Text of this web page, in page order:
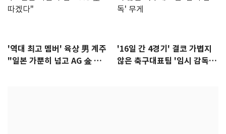
'역대 최고 멤버' 육상 男 계주
"일본 가뿐히 넘고 AG 金 따겠
'16일 간 4경기' 결코 가볍지
않은 축구대표팀 '임시 감독'